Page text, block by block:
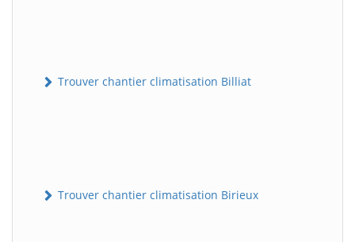
Trouver chantier climatisation Billiat
Trouver chantier climatisation Birieux